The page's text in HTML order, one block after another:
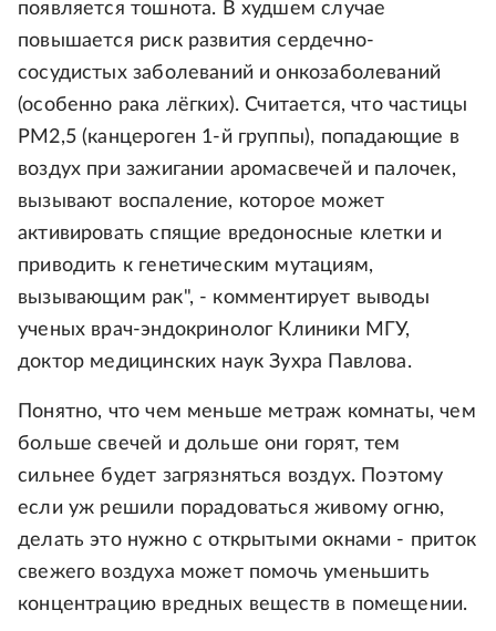
появляется тошнота. В худшем случае
повышается риск развития сердечно-
сосудистых заболеваний и онкозаболеваний
(особенно рака лёгких). Считается, что частицы
PM2,5 (канцероген 1-й группы), попадающие в
воздух при зажигании аромасвечей и палочек,
вызывают воспаление, которое может
активировать спящие вредоносные клетки и
приводить к генетическим мутациям,
вызывающим рак", - комментирует выводы
ученых врач-эндокринолог Клиники МГУ,
доктор медицинских наук Зухра Павлова.
Понятно, что чем меньше метраж комнаты, чем
больше свечей и дольше они горят, тем
сильнее будет загрязняться воздух. Поэтому
если уж решили порадоваться живому огню,
делать это нужно с открытыми окнами - приток
свежего воздуха может помочь уменьшить
концентрацию вредных веществ в помещении.